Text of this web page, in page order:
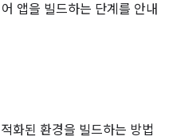
앱을 빌드하는 단계를 안내
화된 환경을 빌드하는 방법